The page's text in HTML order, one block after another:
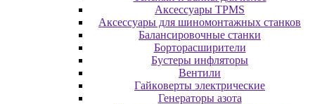
Аксессуары TPMS
Аксессуары для шиномонтажных станков
Бaлaнcиpoвoчныe cтaнки
Бopтopacшиpитeли
Буcтepы инфлятopы
Вентили
Гaйкoвepты элeктpичecкиe
Генераторы азота